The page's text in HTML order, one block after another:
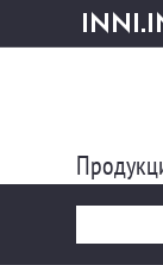
inni.info
и